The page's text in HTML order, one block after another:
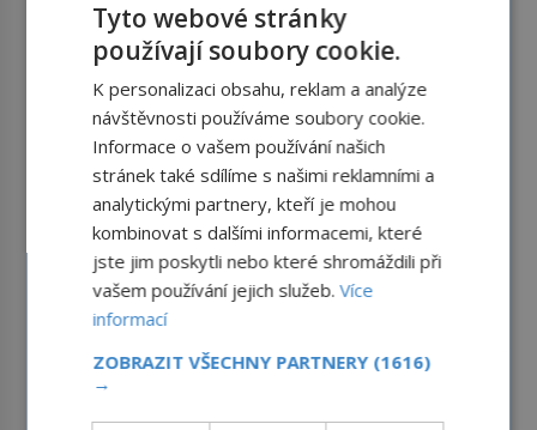
Tyto webové stránky
používají soubory cookie.
K personalizaci obsahu, reklam a analýze
návštěvnosti používáme soubory cookie.
Informace o vašem používání našich
stránek také sdílíme s našimi reklamními a
analytickými partnery, kteří je mohou
kombinovat s dalšími informacemi, které
jste jim poskytli nebo které shromáždili při
vašem používání jejich služeb.Více
informací
ZOBRAZIT VŠECHNY PARTNERY (1616)
→